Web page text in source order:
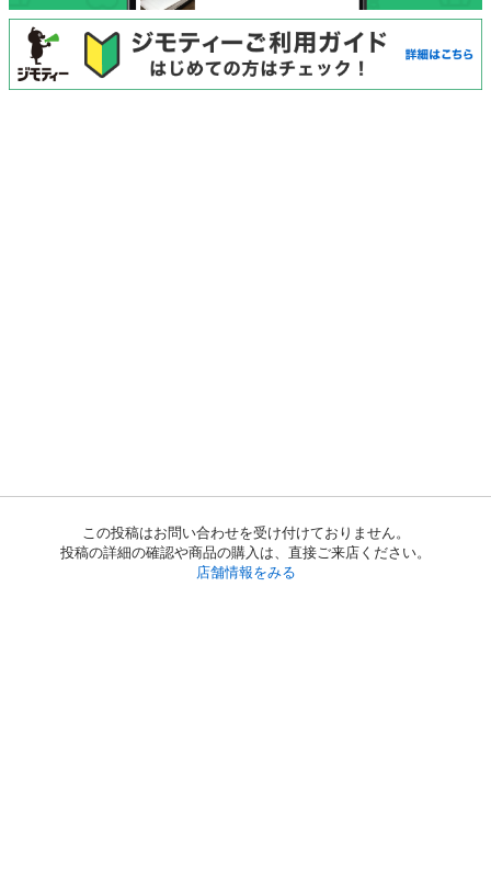
この投稿はお問い合わせを受け付けておりません。
投稿の詳細の確認や商品の購入は、直接ご来店ください。
店舗情報をみる